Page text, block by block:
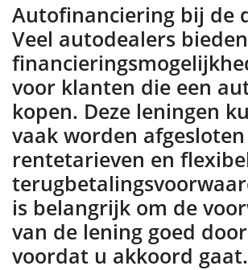
Autofinanciering bij de
Veel autodealers bieden
voor klanten die een
kopen. Deze leningen
vaak worden
rentetarieven en
is belangrijk om de
van de lening goed
voordat u akkoord gaat.